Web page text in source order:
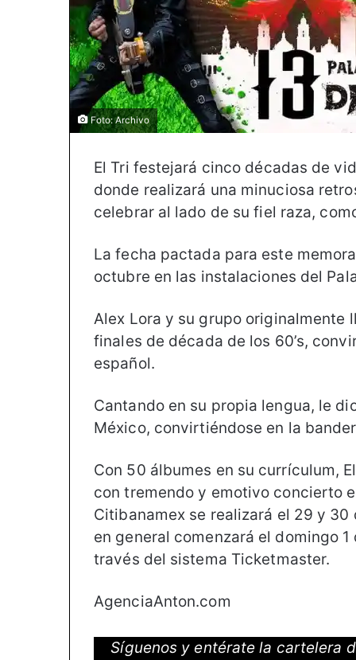
Foto: Archivo
El Tri festejará cinco décadas de
donde realizará una minuciosa
celebrar al lado de su fiel raza,
La fecha pactada para este
octubre en las instalaciones del
Alex Lora y su grupo originalmente
finales de década de los 60’s,
español.
Cantando en su propia lengua, le
México, convirtiéndose en la
Con 50 álbumes en su currículum,
con tremendo y emotivo concierto
Citibanamex se realizará el 29 y
en general comenzará el domingo
través del sistema Ticketmaster.
AgenciaAnton.com
Síguenos y entérate la cartelera